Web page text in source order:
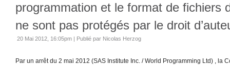
programmation et le format de fichiers
ne sont pas protégés par le droit
20 Mai 2012, 16:05pm | Publié par Nicolas Herzog
Par un arrêt du 2 mai 2012 (SAS Institute Inc. / World Programming Ltd) , la